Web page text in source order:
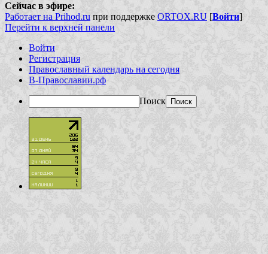
Сейчас в эфире:
Работает на Prihod.ru при поддержке ORTOX.RU [Войти]
Перейти к верхней панели
Войти
Регистрация
Православный календарь на сегодня
В-Православии.рф
Поиск